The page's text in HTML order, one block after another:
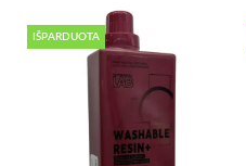
IŠPARDUOTA